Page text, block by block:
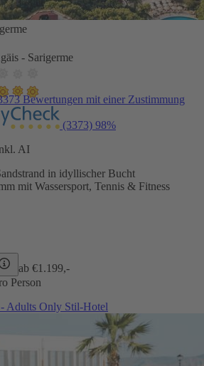
- Sarigerme
Bewertungen mit einer Zustimmung
(3373) 98%
AI
in idyllischer Bucht
mit Wassersport, Tennis & Fitness
ab €1.199,-
Person
Adults Only Stil-Hotel